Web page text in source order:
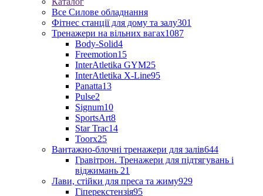
Все Силове обладнання
Фітнес станції для дому та залу301
Тренажери на вільних вагах1087
Body-Solid4
Freemotion15
InterAtletika GYM25
InterAtletika X-Line95
Panatta13
Pulse2
Signum10
SportsArt8
Star Trac14
Toorx25
Вантажно-блочні тренажери для залів644
Гравітрон. Тренажери для підтягувань і
віджимань 21
Лави, стійки для преса та жиму929
Гіперекстензія95